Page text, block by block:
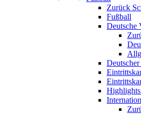
Zurück
Fußball
Deutsche